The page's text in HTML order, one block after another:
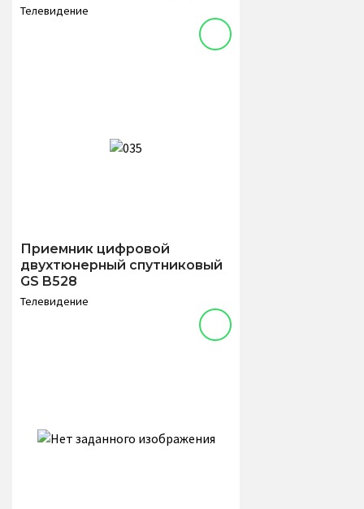
Телевидение
Приемник цифровой
двухтюнерный спутниковый
GS B528
Телевидение